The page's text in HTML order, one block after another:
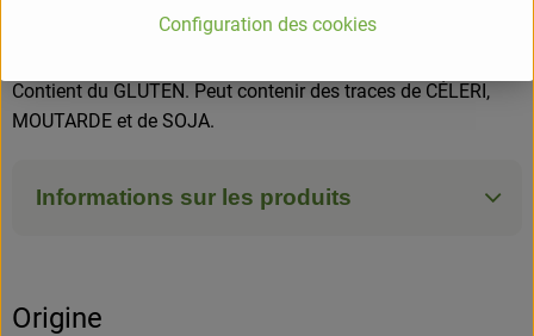
= issus de l'agriculture biologique.
Contient du GLUTEN. Peut contenir des traces de CÉLERI,
MOUTARDE et de SOJA.
Informations sur les produits
Origine
Configuration des cookies